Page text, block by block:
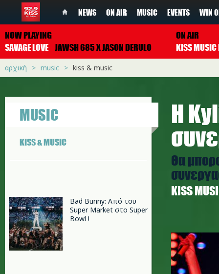
NEWS ON AIR MUSIC EVENTS WIN
NOW PLAYING
SAVAGE LOVE JAWSH 685 X JASON DERULO
ON AIR
αρχική music kiss & music
MUSIC
KISS & MUSIC
Bad Bunny: Από του
Super Market στο Super
Bowl !
Η
Θα
ΚISS
k.jpg